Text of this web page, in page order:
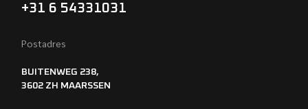
+31 6 54331031
Postadres
BUITENWEG 238,
3602 ZH MAARSSEN